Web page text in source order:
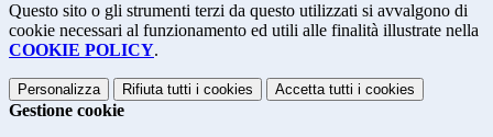
Questo sito o gli strumenti terzi da questo utilizzati si avvalgono di
cookie necessari al funzionamento ed utili alle finalità illustrate nella
COOKIE POLICY.
Personalizza Rifiuta tutti i cookies Accetta tutti i cookies
Gestione cookie